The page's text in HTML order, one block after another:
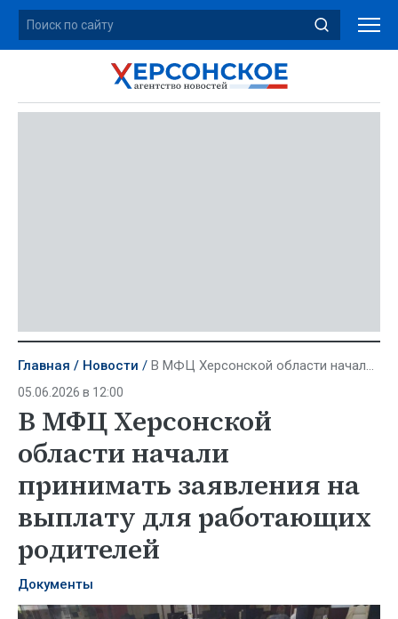
Главная Новости В МФЦ Херсонской области начали принимать заявления на выплату для работающих родителей
05.06.2026 в 12:00
В МФЦ Херсонской
области начали
принимать заявления на
выплату для работающих
родителей
Документы